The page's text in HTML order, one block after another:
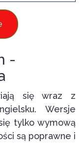
-
się wraz z
Wersje
tylko wymową
są poprawne i